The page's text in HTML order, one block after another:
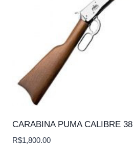
CARABINA PUMA CALIBRE
R$1,800.00